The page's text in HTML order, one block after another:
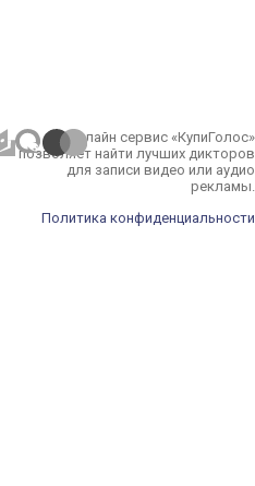
Онлайн сервис «КупиГолос»
позволяет найти лучших дикторов
для записи видео или аудио
рекламы.
Политика конфиденциальности